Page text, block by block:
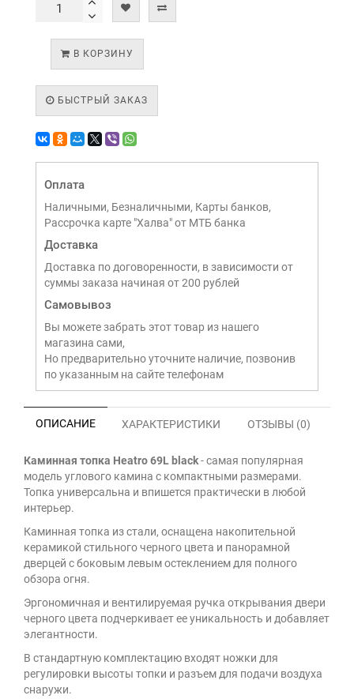
В КОРЗИНУ
БЫСТРЫЙ ЗАКАЗ
Оплата
Наличными, Безналичными, Карты банков,
Рассрочка карте "Халва" от МТБ банка
Доставка
Доставка по договоренности, в зависимости от
суммы заказа начиная от 200 рублей
Самовывоз
Вы можете забрать этот товар из нашего
магазина сами,
Но предварительно уточните наличие, позвонив
по указанным на сайте телефонам
ОПИСАНИЕ ХАРАКТЕРИСТИКИ ОТЗЫВЫ (0)
Каминная топка Heatro 69L black- самая популярная
модель углового камина с компактными размерами.
Топка универсальна и впишется практически в любой
интерьер.
Каминная топка из стали, оснащена накопительной
керамикой стильного черного цвета и панорамной
дверцей с боковым левым остеклением для полного
обзора огня.
Эргономичная и вентилируемая ручка открывания двери
черного цвета подчеркивает ее уникальность и добавляет
элегантности.
В стандартную комплектацию входят ножки для
регулировки высоты топки и разъем для подачи воздуха
снаружи.